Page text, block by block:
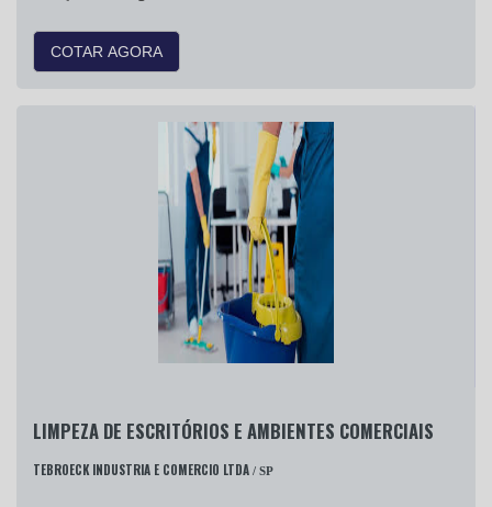
COTAR AGORA
LIMPEZA DE ESCRITÓRIOS E AMBIENTES COMERCIAIS
TEBROECK INDUSTRIA E COMERCIO LTDA / SP